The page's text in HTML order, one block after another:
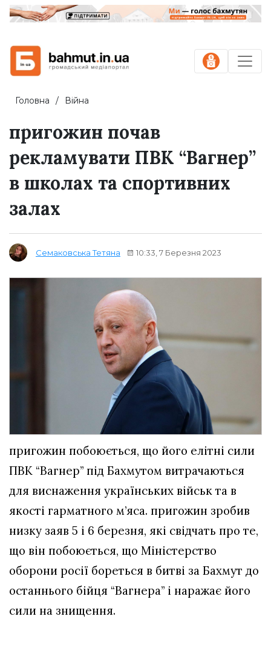
Головна Війна
пригожин почав
рекламувати ПВК “Вагнер”
в школах та спортивних
залах
Семаковська Тетяна 10:33, 7 Березня 2023
пригожин побоюється, що його елітні сили
ПВК “Вагнер” під Бахмутом витрачаються
для виснаження українських військ та в
якості гарматного м’яса. пригожин зробив
низку заяв 5 і 6 березня, які свідчать про те,
що він побоюється, що Міністерство
оборони росії бореться в битві за Бахмут до
останнього бійця “Вагнера” і наражає його
сили на знищення.